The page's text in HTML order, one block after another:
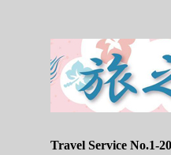
Travel Service No.1-